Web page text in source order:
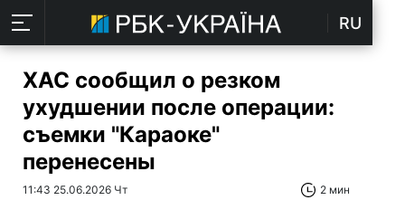
RU
ХАС сообщил о резком
ухудшении после операции:
съемки "Караоке"
перенесены
11:43 25.06.2026 Чт 2 мин